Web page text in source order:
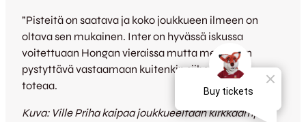
”Pisteitä on saatava ja koko joukkueen ilmeen on
oltava sen mukainen. Inter on hyvässä iskussa
voitettuaan Hongan vieraissa mutta meidän on
pystyttävä vastaamaan kuitenkin siihen”, Priha
toteaa.
Kuva: Ville Priha kaipaa joukkueeltaan kirkkaampaa